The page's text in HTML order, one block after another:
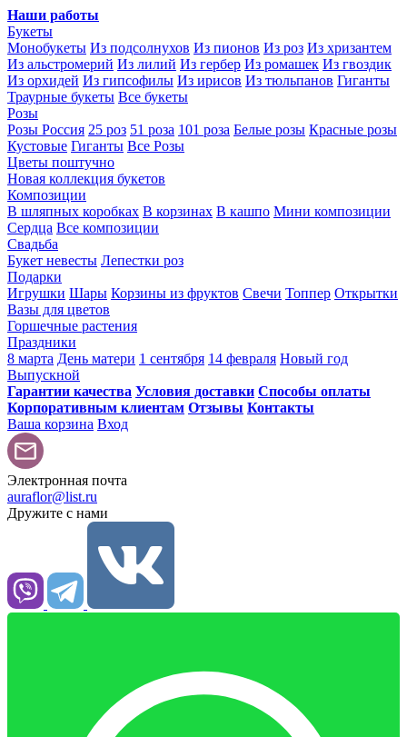
Наши работы
Букеты
Монобукеты Из подсолнухов Из пионов Из роз Из хризантем
Из альстромерий Из лилий Из гербер Из ромашек Из гвоздик
Из орхидей Из гипсофилы Из ирисов Из тюльпанов Гиганты
Траурные букеты Все букеты
Розы
Розы Россия 25 роз 51 роза 101 роза Белые розы Красные розы
Кустовые Гиганты Все Розы
Цветы поштучно
Новая коллекция букетов
Композиции
В шляпных коробках В корзинах В кашпо Мини композиции
Сердца Все композиции
Свадьба
Букет невесты Лепестки роз
Подарки
Игрушки Шары Корзины из фруктов Свечи Топпер Открытки
Вазы для цветов
Горшечные растения
Праздники
8 марта День матери 1 сентября 14 февраля Новый год
Выпускной
Гарантии качества Условия доставки Способы оплаты
Корпоративным клиентам Отзывы Контакты
Ваша корзина Вход
Электронная почта
auraflor@list.ru
Дружите с нами